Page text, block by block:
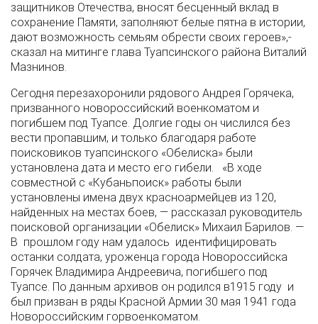
защитников Отечества, вносят бесценный вклад в
сохранение Памяти, заполняют белые пятна в истории,
дают возможность семьям обрести своих героев»,-
сказал на митинге глава Туапсинского района Виталий
Мазнинов.
Сегодня перезахоронили рядового Андрея Горячека,
призванного новороссийский военкоматом и
погибшем под Туапсе. Долгие годы он числился без
вести пропавшим, и только благодаря работе
поисковиков туапсинского «Обелиска» были
установлена дата и место его гибели. «В ходе
совместной с «Кубаньпоиск» работы были
установлены имена двух красноармейцев из 120,
найденных на местах боев, — рассказал руководитель
поисковой организации «Обелиск» Михаил Барилов. —
В прошлом году нам удалось идентифицировать
останки солдата, уроженца города Новороссийска
Горячек Владимира Андреевича, погибшего под
Туапсе. По данным архивов он родился в1915 году и
был призван в ряды Красной Армии 30 мая 1941 года
Новороссийским горвоенкоматом.